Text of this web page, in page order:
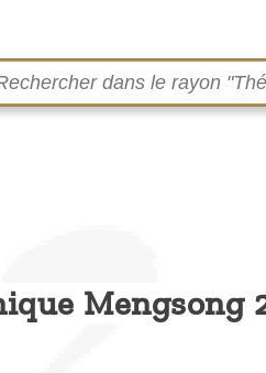
Mengsong